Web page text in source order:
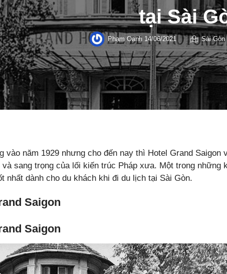
tại Sài
Phạm Oanh 14/06/2021 Sài Gòn
năm 1929 nhưng cho đến nay thì Hotel Grand Saigon
sang trọng của lối kiến trúc Pháp xưa. Một trong những
nhất dành cho du khách khi đi du lịch tại Sài Gòn.
Saigon
Saigon